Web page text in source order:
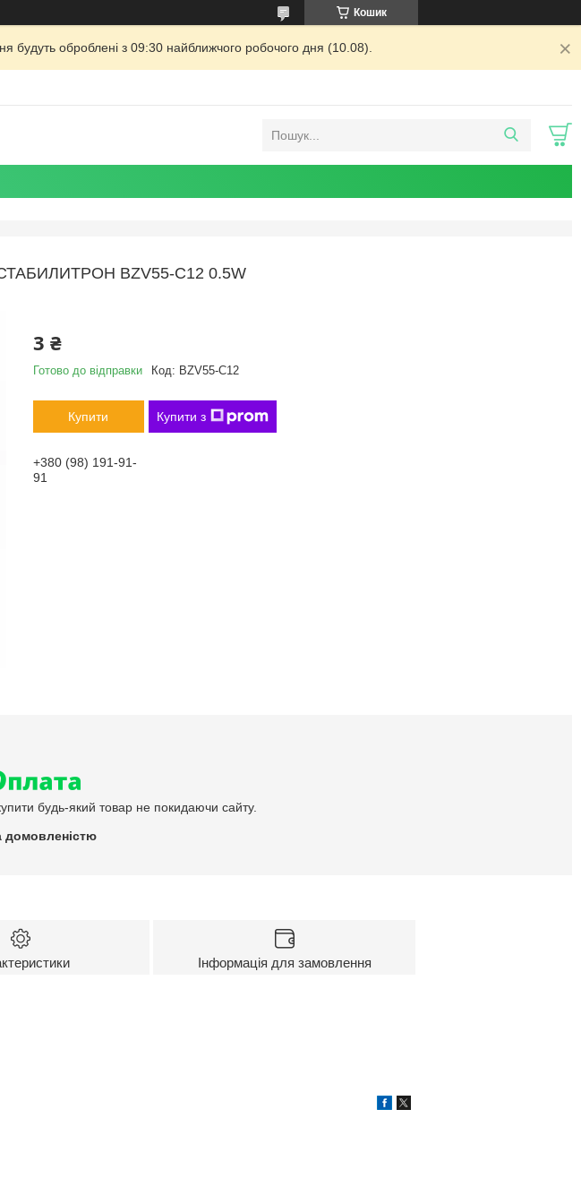
Кошик
будуть оброблені з 09:30 найближчого робочого дня (10.08).
BZV55-C12 0.5W
3 ₴
Готово до відправки Код: BZV55-C12
Купити Купити з
+380 (98) 191-91-
91
будь-який товар не покидаючи сайту.
домовленістю
Інформація для замовлення